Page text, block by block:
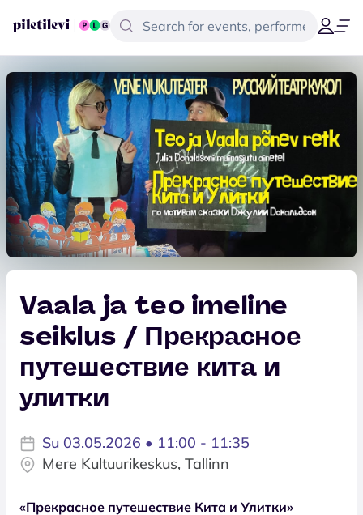
Vaala ja teo imeline
seiklus / Прекрасное
путешествие кита и
улитки
Su 03.05.2026 • 11:00 - 11:35
Mere Kultuurikeskus, Tallinn
«Прекрасное путешествие Кита и Улитки»